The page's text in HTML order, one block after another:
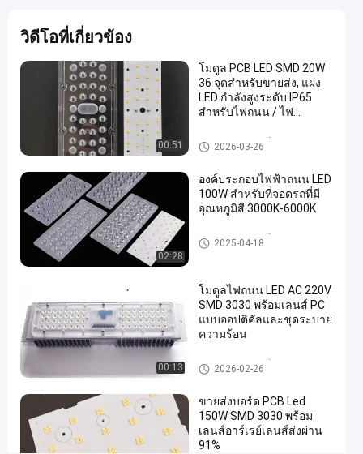
เมีย
M10
พิน
–
ขั้ว
ต่อ
ไฟฟ้า
อุตสาหกรรม
ส่วน
ประกอบ
ของไฟ
2026-
03-26
ความ
เห็น
พูดคุยกัน
เดี๋ยวนี้
#
ชิ้น
ส่วน
วิดีโอที่เกี่ยวข้อง
00:51
โมดูล PCB LED SMD 20W
36 จุดสำหรับขายส่ง, แผง
LED กำลังสูงระดับ IP65
สำหรับไฟถนน / ไฟ
ส่วนประกอบของไฟถนน LED
2026-03-26
02:28
องค์ประกอบไฟฟ้าถนน LED
100W สําหรับที่จอดรถที่มี
อุณหภูมิสี 3000K-6000K
ส่วนประกอบของไฟถนน LED
2025-04-18
00:13
โมดูลไฟถนน LED AC 220V
SMD 3030 พร้อมเลนส์ PC
แบบออปติคัลและชุดระบาย
ความร้อน
ส่วนประกอบของไฟถนน LED
2026-02-26
ขายส่งบอร์ด PCB Led
150W SMD 3030 พร้อม
เลนส์อาร์เรย์เลนส์ส่งผ่าน
91%